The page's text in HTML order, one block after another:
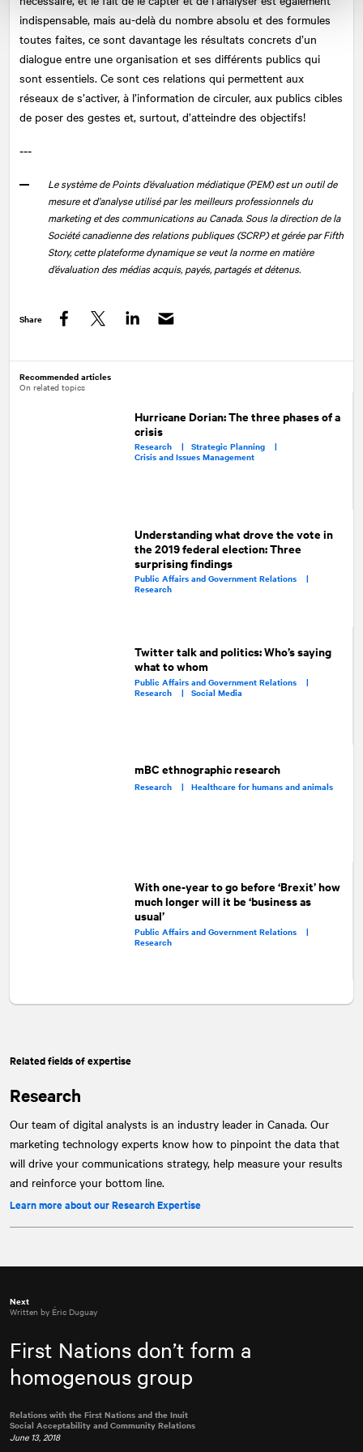
indispensable, mais au-delà du nombre absolu et des formules
toutes faites, ce sont davantage les résultats concrets d’un
dialogue entre une organisation et ses différents publics qui
sont essentiels. Ce sont ces relations qui permettent aux
réseaux de s’activer, à l’information de circuler, aux publics cibles
de poser des gestes et, surtout, d’atteindre des objectifs!
‐‐‐
Le système de Points d’évaluation médiatique (PEM) est un outil de
mesure et d’analyse utilisé par les meilleurs professionnels du
marketing et des communications au Canada. Sous la direction de la
Société canadienne des relations publiques (SCRP) et gérée par Fifth
Story, cette plateforme dynamique se veut la norme en matière
d’évaluation des médias acquis, payés, partagés et détenus.
Share
Recommended articles
On related topics
Hurricane Dorian: The three phases of a
crisis
Research | Strategic Planning |
Crisis and Issues Management
Understanding what drove the vote in
the 2019 federal election: Three
surprising findings
Public Affairs and Government Relations |
Research
Twitter talk and politics: Who’s saying
what to whom
Public Affairs and Government Relations |
Research | Social Media
mBC ethnographic research
Research |Healthcare for humans and animals
With one-year to go before ‘Brexit’ how
much longer will it be ‘business as
usual’
Public Affairs and Government Relations |
Research
Related fields of expertise
Research
Our team of digital analysts is an industry leader in Canada. Our
marketing technology experts know how to pinpoint the data that
will drive your communications strategy, help measure your results
and reinforce your bottom line.
Learn more about our Research Expertise
Next
Written by Éric Duguay
First Nations don’t form a
homogenous group
Relations with the First Nations and the Inuit
Social Acceptability and Community Relations
June 13, 2018